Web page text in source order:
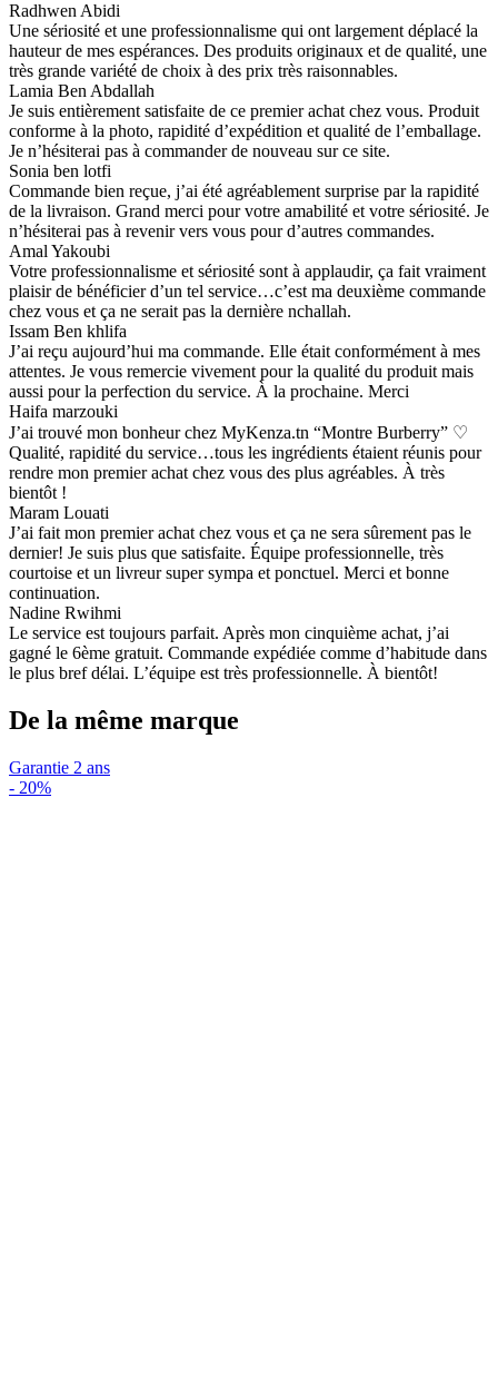
Radhwen Abidi
Une sériosité et une professionnalisme qui ont largement déplacé la
hauteur de mes espérances. Des produits originaux et de qualité, une
très grande variété de choix à des prix très raisonnables.
Lamia Ben Abdallah
Je suis entièrement satisfaite de ce premier achat chez vous. Produit
conforme à la photo, rapidité d’expédition et qualité de l’emballage.
Je n’hésiterai pas à commander de nouveau sur ce site.
Sonia ben lotfi
Commande bien reçue, j’ai été agréablement surprise par la rapidité
de la livraison. Grand merci pour votre amabilité et votre sériosité. Je
n’hésiterai pas à revenir vers vous pour d’autres commandes.
Amal Yakoubi
Votre professionnalisme et sériosité sont à applaudir, ça fait vraiment
plaisir de bénéficier d’un tel service…c’est ma deuxième commande
chez vous et ça ne serait pas la dernière nchallah.
Issam Ben khlifa
J’ai reçu aujourd’hui ma commande. Elle était conformément à mes
attentes. Je vous remercie vivement pour la qualité du produit mais
aussi pour la perfection du service. À la prochaine. Merci
Haifa marzouki
J’ai trouvé mon bonheur chez MyKenza.tn “Montre Burberry” ♡
Qualité, rapidité du service…tous les ingrédients étaient réunis pour
rendre mon premier achat chez vous des plus agréables. À très
bientôt !
Maram Louati
J’ai fait mon premier achat chez vous et ça ne sera sûrement pas le
dernier! Je suis plus que satisfaite. Équipe professionnelle, très
courtoise et un livreur super sympa et ponctuel. Merci et bonne
continuation.
Nadine Rwihmi
Le service est toujours parfait. Après mon cinquième achat, j’ai
gagné le 6ème gratuit. Commande expédiée comme d’habitude dans
le plus bref délai. L’équipe est très professionnelle. À bientôt!
De la même marque
Garantie 2 ans
- 20%